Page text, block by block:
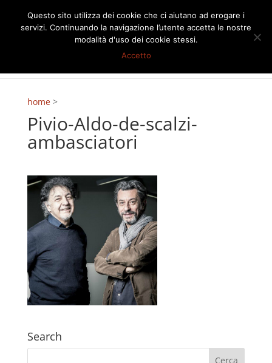
home>
Pivio-Aldo-de-scalzi-
ambasciatori
Search
Questo sito utilizza dei cookie che ci aiutano ad erogare i
servizi. Continuando la navigazione l’utente accetta le nostre
modalità d'uso dei cookie stessi.
Accetto